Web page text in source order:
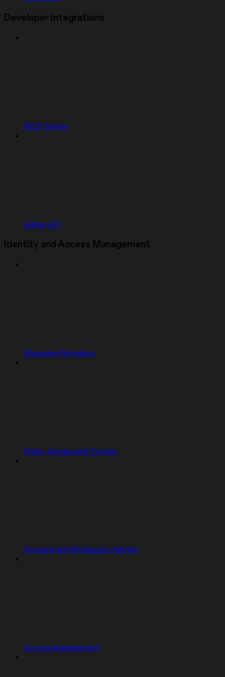
Developer Integrations
MCP Server
Admin API
Identity and Access Management
Managing Members
Roles, Groups and Access
Account and Workspace Admins
Access Management